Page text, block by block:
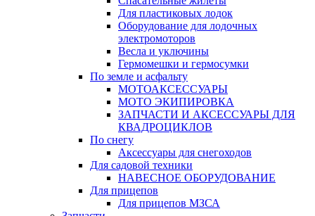
Для пластиковых лодок
Оборудование для лодочных
электромоторов
Весла и уключины
Гермомешки и гермосумки
По земле и асфальту
МОТОАКСЕССУАРЫ
МОТО ЭКИПИРОВКА
ЗАПЧАСТИ И АКСЕССУАРЫ ДЛЯ
КВАДРОЦИКЛОВ
По снегу
Аксессуары для снегоходов
Для садовой техники
НАВЕСНОЕ ОБОРУДОВАНИЕ
Для прицепов
Для прицепов МЗСА